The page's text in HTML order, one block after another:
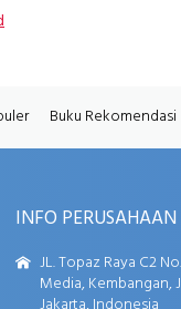
Buku Rekomendasi
INFO PERUSAHAAN
JL. Topaz Raya C2
Media, Kembangan,